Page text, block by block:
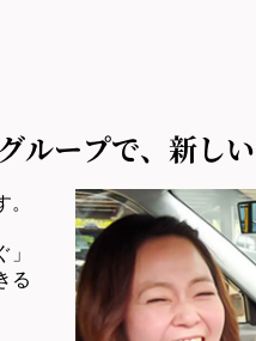
ループで、新し
る